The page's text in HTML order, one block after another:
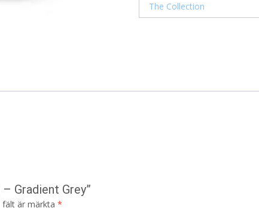
The Collection
Gradient Grey”
fält är märkta *